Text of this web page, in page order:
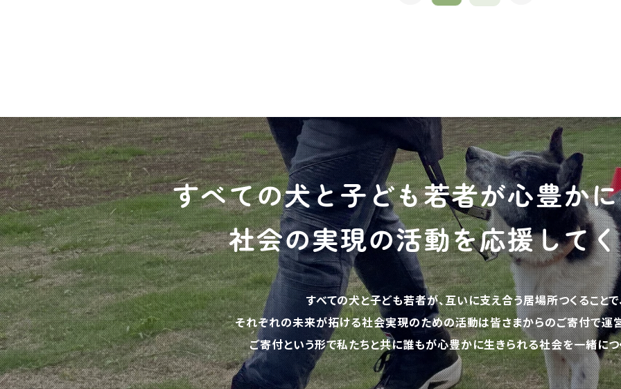
すべての犬と子ども若者が心豊か
社会の実現の活動を応援して
すべての犬と子ども若者が、互いに支え合う居場所つくることで
それぞれの未来が拓ける社会実現のための活動は皆さまからのご寄付で運
ご寄付という形で私たちと共に誰もが心豊かに生きられる社会を一緒につ